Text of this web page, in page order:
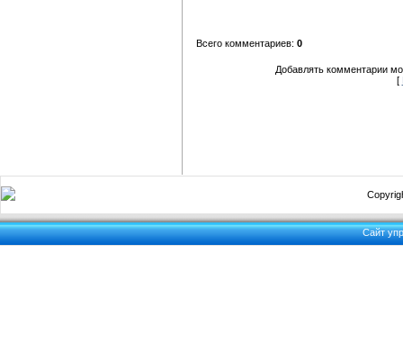
Всего комментариев: 0
Добавлять комментарии
[
Сайт